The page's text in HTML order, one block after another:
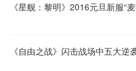
《自由之战》闪击战场中五大逆